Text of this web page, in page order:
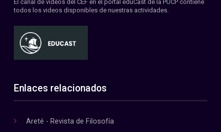
El canal de videos del CEF en el portal eduCast de la PUCP contiene
todos los videos disponibles de nuestras actividades.
Enlaces relacionados
Areté - Revista de Filosofía